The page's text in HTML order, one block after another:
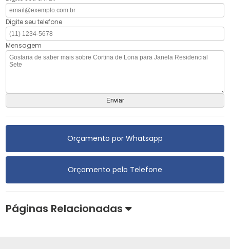
Digite seu telefone
Mensagem
Orçamento por Whatsapp
Orçamento pelo Telefone
Páginas Relacionadas